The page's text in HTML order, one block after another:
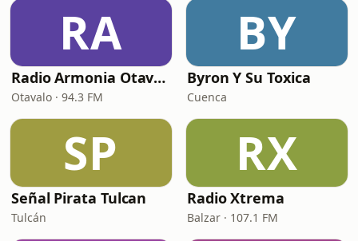
RA
Radio Armonia Otavalo
Otavalo · 94.3 FM
BY
Byron Y Su Toxica
Cuenca
SP
Señal Pirata Tulcan
Tulcán
RX
Radio Xtrema
Balzar · 107.1 FM